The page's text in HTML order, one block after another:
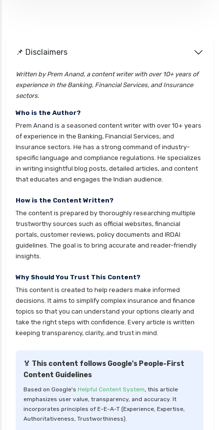
health insurance lucknow
health insurance mumbai
health insurance nagpur
health insurance noida
health insurance patna
health insurance portability
health insurance premium calculator
health insurance pune
health insurance rajkot
health insurance renewal process
health insurance stocks india
health insurance tax benefits 80d
health insurance thane
health insurance tirunelveli
health insurance top up plan comparison
health insurance udaipur
health insurance vadodara
health insurance varanasi
health insurance vs medical insurance
how health insurance works in india
📌 Disclaimers
Written by Prem Anand, a content writer with over 10+ years of
experience in the Banking, Financial Services, and Insurance
sectors.
Who is the Author?
Prem Anand is a seasoned content writer with over 10+ years
of experience in the Banking, Financial Services, and
Insurance sectors. He has a strong command of industry-
specific language and compliance regulations. He specializes
in writing insightful blog posts, detailed articles, and content
that educates and engages the Indian audience.
How is the Content Written?
The content is prepared by thoroughly researching multiple
trustworthy sources such as official websites, financial
portals, customer reviews, policy documents and IRDAI
guidelines. The goal is to bring accurate and reader-friendly
insights.
Why Should You Trust This Content?
This content is created to help readers make informed
decisions. It aims to simplify complex insurance and finance
topics so that you can understand your options clearly and
take the right steps with confidence. Every article is written
keeping transparency, clarity, and trust in mind.
🏅 This content follows Google's People-First
Content Guidelines
Based on Google's Helpful Content System, this article
emphasizes user value, transparency, and accuracy. It
incorporates principles of E-E-A-T (Experience, Expertise,
Authoritativeness, Trustworthiness).